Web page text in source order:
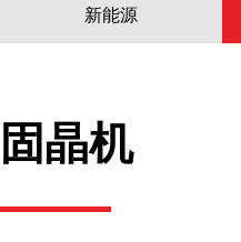
新能源
固晶机